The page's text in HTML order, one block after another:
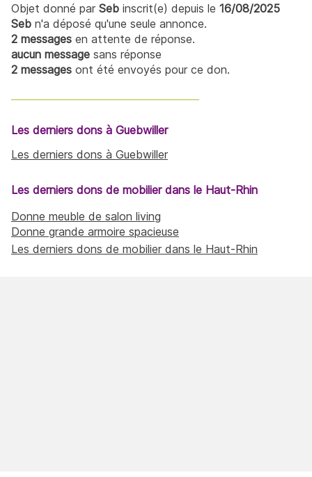
Objet donné par Seb inscrit(e) depuis le 16/08/2025
Seb n'a déposé qu'une seule annonce.
2 messages en attente de réponse.
aucun message sans réponse
2 messages ont été envoyés pour ce don.
Les derniers dons à Guebwiller
Les derniers dons à Guebwiller
Les derniers dons de mobilier dans le Haut-Rhin
Donne meuble de salon living
Donne grande armoire spacieuse
Les derniers dons de mobilier dans le Haut-Rhin